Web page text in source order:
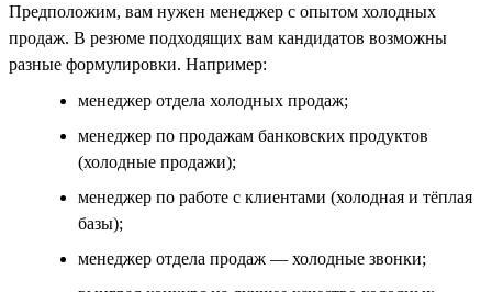
Предположим, вам нужен менеджер с опытом холодных
продаж. В резюме подходящих вам кандидатов возможны
разные формулировки. Например:
менеджер отдела холодных продаж;
менеджер по продажам банковских продуктов
(холодные продажи);
менеджер по работе с клиентами (холодная и тёплая
базы);
менеджер отдела продаж — холодные звонки;